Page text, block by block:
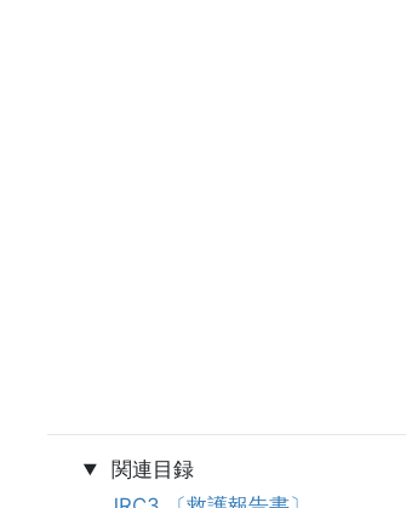
関連目録